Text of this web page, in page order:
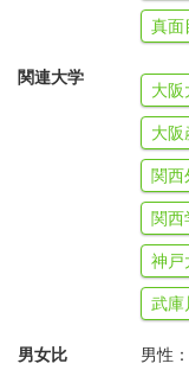
真面
関連大学
大阪
大阪
関西
関西
神戸
武庫
男女比 男性